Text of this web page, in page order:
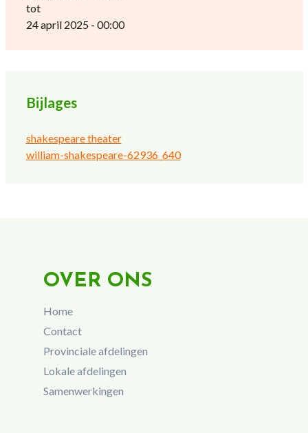
tot
24 april 2025 - 00:00
Bijlages
shakespeare theater
william-shakespeare-62936_640
OVER ONS
Home
Contact
Provinciale afdelingen
Lokale afdelingen
Samenwerkingen